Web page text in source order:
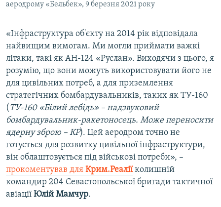
аеродрому «Бельбек», 9 березня 2021 року
«Інфраструктура об'єкту на 2014 рік відповідала
найвищим вимогам. Ми могли приймати важкі
літаки, такі як АН-124 «Руслан». Виходячи з цього, я
розумію, що вони можуть використовувати його не
для цивільних потреб, а для приземлення
стратегічних бомбардувальників, таких як ТУ-160
( ТУ-160 «Білий лебідь» – надзвуковий
бомбардувальник-ракетоносець. Може переносити
ядерну зброю – КР). Цей аеродром точно не
готується для розвитку цивільної інфраструктури,
він облаштовується під військові потреби», –
прокоментував для Крим.Реаліїколишній
командир 204 Севастопольської бригади тактичної
авіації Юлій Мамчур.